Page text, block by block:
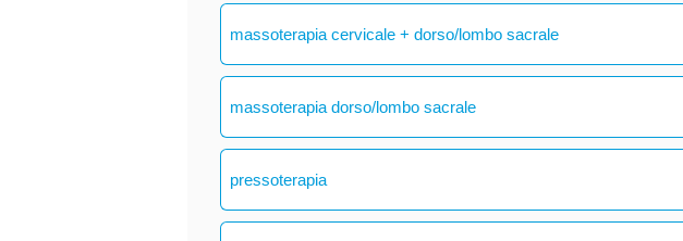
massoterapia cervicale + dorso/lombo sacrale
massoterapia dorso/lombo sacrale
pressoterapia